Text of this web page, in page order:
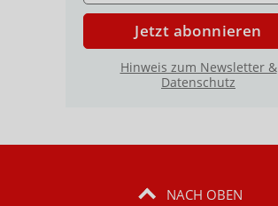
Jetzt abonnieren
Hinweis zum Newsletter &
Datenschutz
NACH OBEN